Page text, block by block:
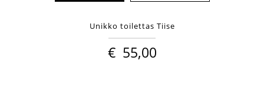
Unikko toilettas Tiise
€ 55,00